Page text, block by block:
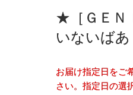
★［ＧＥＮ
いないばあ
お届け指定日をご
さい。指定日の選